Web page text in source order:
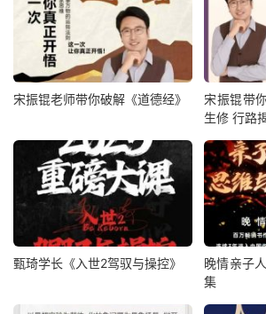
宋振锟老师带你破解《道德经》
宋振锟带
生修 行路
甄琦学长《入世2驾驭与操控》
晚情亲子
集